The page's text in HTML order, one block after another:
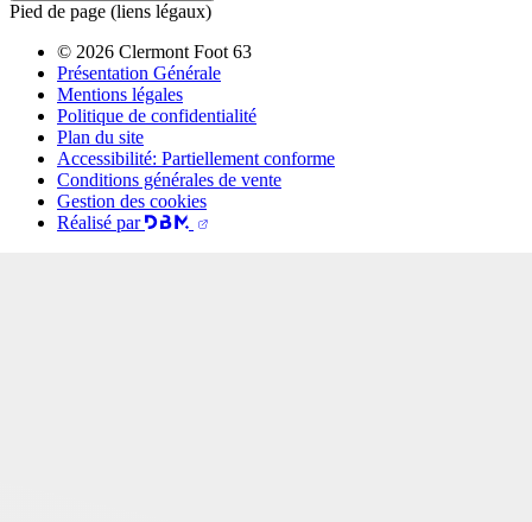
Pied de page (liens légaux)
© 2026 Clermont Foot 63
Présentation Générale
Mentions légales
Politique de confidentialité
Plan du site
Accessibilité: Partiellement conforme
Conditions générales de vente
Gestion des cookies
Réalisé par